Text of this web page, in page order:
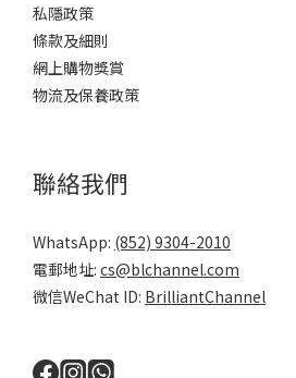
私隱政策
條款及細則
網上購物獎賞
物流及保養政策
聯絡我們
WhatsApp: (852) 9304-2010
電郵地址: cs@blchannel.com
微信WeChat ID: BrilliantChannel